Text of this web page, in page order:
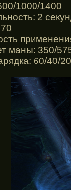
1000/1400
2
маны: 350/
60/40/